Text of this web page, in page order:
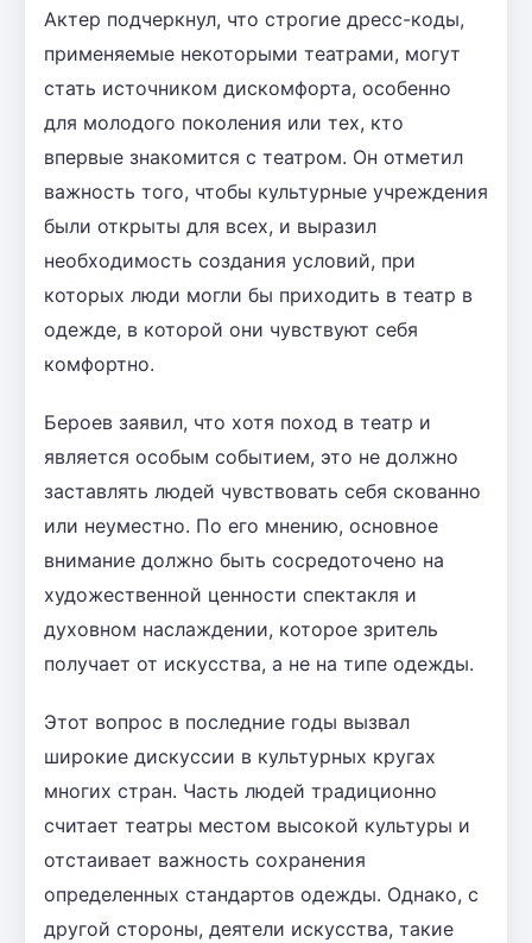
Актер подчеркнул, что строгие дресс-коды,
применяемые некоторыми театрами, могут
стать источником дискомфорта, особенно
для молодого поколения или тех, кто
впервые знакомится с театром. Он отметил
важность того, чтобы культурные учреждения
были открыты для всех, и выразил
необходимость создания условий, при
которых люди могли бы приходить в театр в
одежде, в которой они чувствуют себя
комфортно.
Бероев заявил, что хотя поход в театр и
является особым событием, это не должно
заставлять людей чувствовать себя скованно
или неуместно. По его мнению, основное
внимание должно быть сосредоточено на
художественной ценности спектакля и
духовном наслаждении, которое зритель
получает от искусства, а не на типе одежды.
Этот вопрос в последние годы вызвал
широкие дискуссии в культурных кругах
многих стран. Часть людей традиционно
считает театры местом высокой культуры и
отстаивает важность сохранения
определенных стандартов одежды. Однако, с
другой стороны, деятели искусства, такие